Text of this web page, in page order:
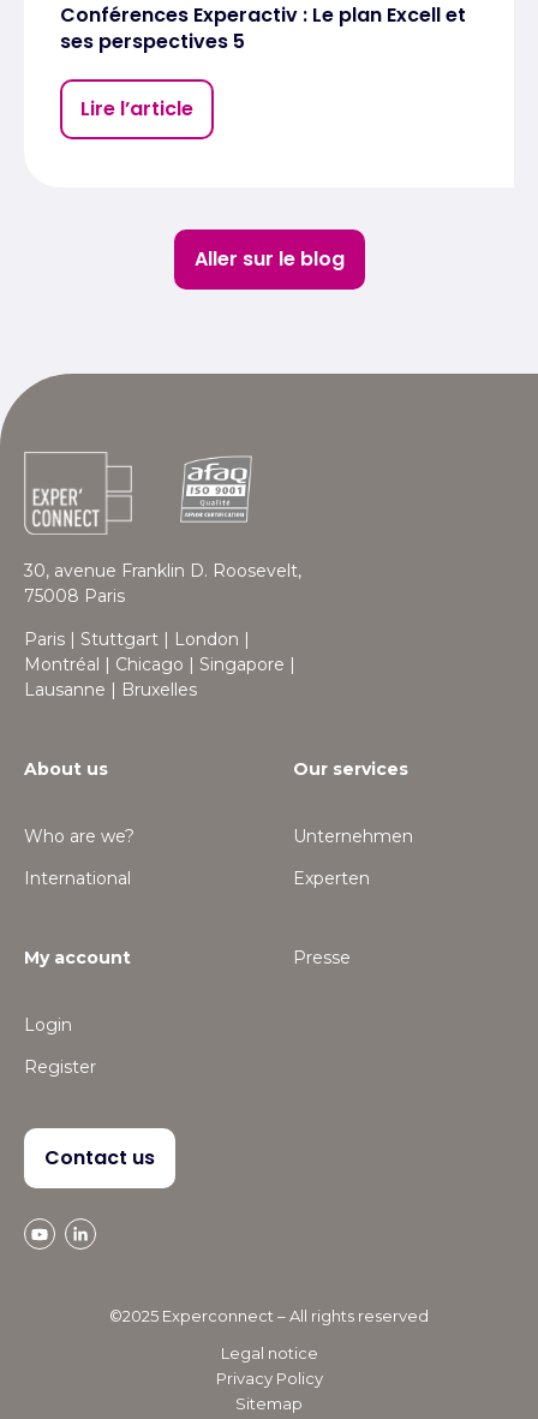
Conférences Experactiv : Le plan Excell et
ses perspectives 5
Lire l’article
Aller sur le blog
30, avenue Franklin D. Roosevelt,
75008 Paris
Paris | Stuttgart | London |
Montréal | Chicago | Singapore |
Lausanne | Bruxelles
About us
Who are we?
International
Our services
Unternehmen
Experten
My account
Login
Register
Presse
Contact us
©2025 Experconnect – All rights reserved
Legal notice
Privacy Policy
Sitemap